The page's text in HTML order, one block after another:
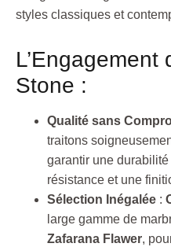
styles classiques et
L’Engagement
Stone :
Qualité sans
traitons
garantir une
résistance et une
Sélection Inégalée :
large gamme de
Zafarana Flawer,